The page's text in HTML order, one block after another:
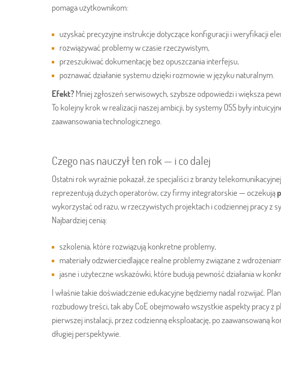
pomaga użytkownikom:
uzyskać precyzyjne instrukcje dotyczące konfiguracji i weryfikacji
rozwiązywać problemy w czasie rzeczywistym,
przeszukiwać dokumentację bez opuszczania interfejsu,
poznawać działanie systemu dzięki rozmowie w języku naturalnym.
Efekt?Mniej zgłoszeń serwisowych, szybsze odpowiedzi i większa
To kolejny krok w realizacji naszej ambicji, by systemy OSS były
zaawansowania technologicznego.
Czego nas nauczył ten rok — i co dalej
Ostatni rok wyraźnie pokazał, że specjaliści z branży
reprezentują dużych operatorów, czy firmy integratorskie — oczekują
wykorzystać od razu, w rzeczywistych projektach i codziennej pracy z
Najbardziej cenią:
szkolenia, które rozwiązują konkretne problemy,
materiały odzwierciedlające realne problemy związane z
jasne i użyteczne wskazówki, które budują pewność działania w
I właśnie takie doświadczenie edukacyjne będziemy nadal rozwijać.
rozbudowy treści, tak aby CoE obejmowało wszystkie aspekty pracy z
pierwszej instalacji, przez codzienną eksploatację, po zaawansowaną
długiej perspektywie.